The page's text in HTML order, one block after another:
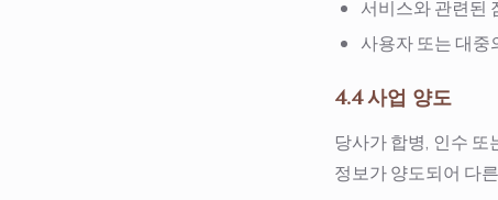
서비스와 관련된
사용자 또는 대중
4.4 사업 양도
당사가 합병, 인수
정보가 양도되어 다